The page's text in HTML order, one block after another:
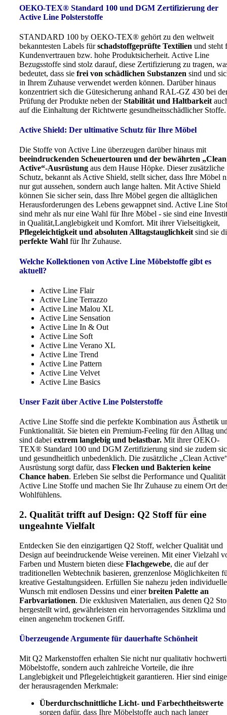
OEKO-TEX® Standard 100 und DGM Zertifizierung der
Active Line Polsterstoffe
STANDARD 100 by OEKO-TEX® gehört zu den weltweit
bekanntesten Labels fürschadstoffgeprüfte Textilien und steht
Kundenvertrauen bzw. hohe Produktsicherheit. Active Line
Bezugsstoffe sind stolz darauf, diese Zertifizierung zu tragen,
bedeutet, dass sie frei von schädlichen Substanzen sind und
in Ihrem Zuhause verwendet werden können. Darüber hinaus
konzentriert sich die Gütesicherung anhand RAL-GZ 430 bei
Prüfung der Produkte neben derStabilität und Haltbarkeit
auf die Einhaltung der Richtwerte gesundheitsschädlicher Stoffe.
Active Shield: Der ultimative Schutz für Ihre Möbel
Die Stoffe von Active Line überzeugen darüber hinaus mit
beeindruckenden Scheuertouren und der bewährten „Clean
Active“-Ausrüstung aus dem Hause Höpke. Dieser zusätzliche
Schutz, bekannt als Active Shield, stellt sicher, dass Ihre Möbel
nur gut aussehen, sondern auch lange halten. Mit Active Shield
können Sie sicher sein, dass Ihre Möbel gegen die alltäglichen
Herausforderungen des Lebens gewappnet sind. Active Line
sind mehr als nur eine Wahl für Ihre Möbel - sie sind eine
in Qualität,Langlebigkeit und Komfort. Mit ihrer Vielseitigkeit,
Pflegeleichtigkeit und absoluten Alltagstauglichkeitsind sie
perfekte Wahl für Ihr Zuhause.
Welche Kollektionen von Active Line Möbelstoffe gibt es
aktuell?
Active Line Flair
Active Line Terrazzo
Active Line Malou XL
Active Line Sensation
Active Line In & Out
Active Line Soft
Active Line Verano XL
Active Line Trend
Active Line Pattern
Active Line Velvet
Active Line Basics
Unser Fazit über Active Line Polsterstoffe
Active Line Stoffe sind die perfekte Kombination aus Ästhetik
Funktionalität. Sie bieten ein Premium-Feeling für den Alltag
sind dabei extrem langlebig und belastbar. Mit ihrer OEKO-
TEX® Standard 100 und DGM Zertifizierung sind sie zudem
und gesundheitlich unbedenklich. Die zusätzliche „Clean
Ausrüstung sorgt dafür, dass Flecken und Bakterien keine
Chance haben. Erleben Sie selbst die Performance und Qualität
Active Line Stoffe und machen Sie Ihr Zuhause zu einem Ort
Wohlfühlens.
2. Qualität trifft auf Design: Q2 Stoff für eine
ungeahnte Vielfalt
Entdecken Sie den einzigartigen Q2 Stoff, welcher Qualität und
Design auf beeindruckende Weise vereinen. Mit einer Vielzahl
Farben und Mustern bieten diese Flachgewebe, die auf der
traditionellen Webtechnik basieren, grenzenlose Möglichkeiten
kreative Gestaltungsideen. Erfüllen Sie nahezu jeden
Wunsch mit endlosen Dessins und einerbreiten Palette an
Farbvariationen. Die exklusiven Materialien, aus denen Q2
hergestellt wird, gewährleisten ein hervorragendes Sitzklima und
einen angenehm trockenen Griff.
Überzeugende Argumente für dauerhafte Schönheit
Mit Q2 Markenstoffen erhalten Sie nicht nur qualitativ
Möbelstoffe, sondern auch zahlreiche Vorteile, die ihre
Langlebigkeit und Pflegeleichtigkeit garantieren. Hier sind einige
der herausragenden Merkmale:
Überdurchschnittliche Licht- und Farbechtheitswerte
sorgen dafür, dass Ihre Möbelstoffe auch nach langer